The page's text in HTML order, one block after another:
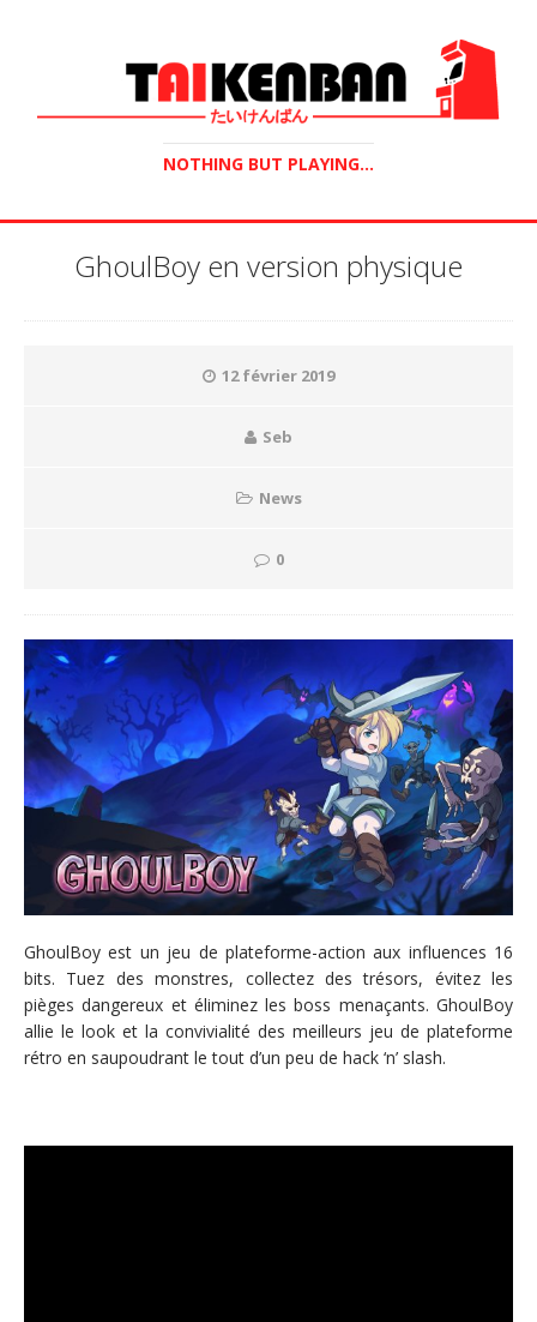
NOTHING BUT PLAYING...
GhoulBoy en version physique
12 février 2019
Seb
News
0
GhoulBoy est un jeu de plateforme-action aux influences 16
bits. Tuez des monstres, collectez des trésors, évitez les
pièges dangereux et éliminez les boss menaçants. GhoulBoy
allie le look et la convivialité des meilleurs jeu de plateforme
rétro en saupoudrant le tout d’un peu de hack ‘n’ slash.